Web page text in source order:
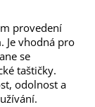
provedení
Je vhodná pro
se
taštičky.
odolnost a